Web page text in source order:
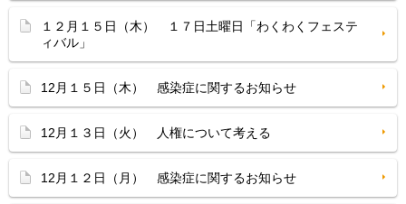
１２月１５日（木） １７日土曜日「わくわくフェステ
ィバル」
12月１５日（木） 感染症に関するお知らせ
12月１３日（火） 人権について考える
12月１２日（月） 感染症に関するお知らせ